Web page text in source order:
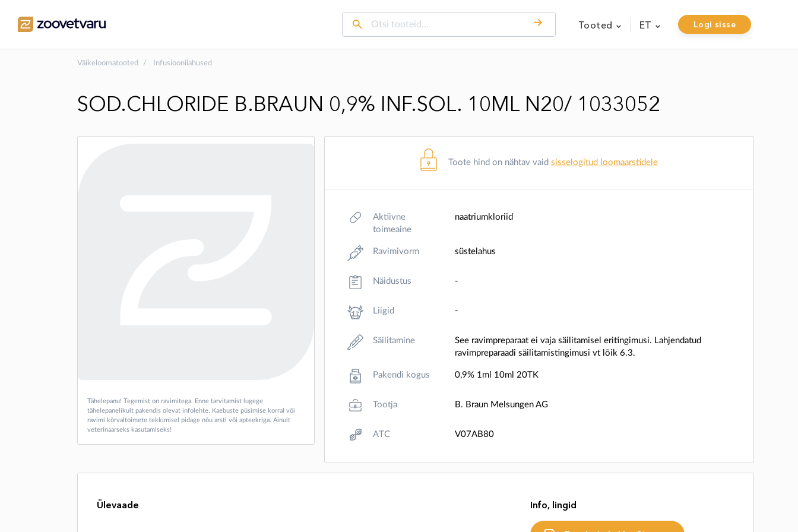
Tooted ET Logi sisse
Väikeloomatooted Infusioonilahused
SOD.CHLORIDE B.BRAUN 0,9% INF.SOL. 10ML N20/ 1033052
Tähelepanu! Tegemist on ravimitega. Enne tarvitamist lugege
tähelepanelikult pakendis olevat infolehte. Kaebuste püsimise korral või
ravimi kõrvaltoimete tekkimisel pidage nõu arsti või apteekriga. Ainult
veterinaarseks kasutamiseks!
Toote hind on nähtav vaid sisselogitud loomaarstidele
Aktiivne
toimeaine
naatriumkloriid
Ravimivorm süstelahus
Näidustus -
Liigid -
Säilitamine
See ravimpreparaat ei vaja säilitamisel eritingimusi. Lahjendatud
ravimpreparaadi säilitamistingimusi vt lõik 6.3.
Pakendi kogus 0,9% 1ml 10ml 20TK
Tootja B. Braun Melsungen AG
ATC V07AB80
Ülevaade Info, lingid